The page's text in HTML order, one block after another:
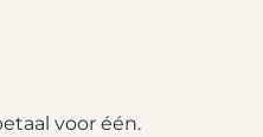
voor één.